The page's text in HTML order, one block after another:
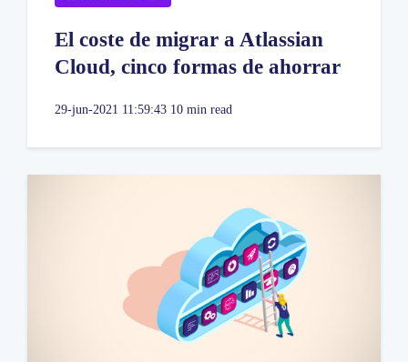
El coste de migrar a Atlassian
Cloud, cinco formas de ahorrar
29-jun-2021 11:59:43 10 min read